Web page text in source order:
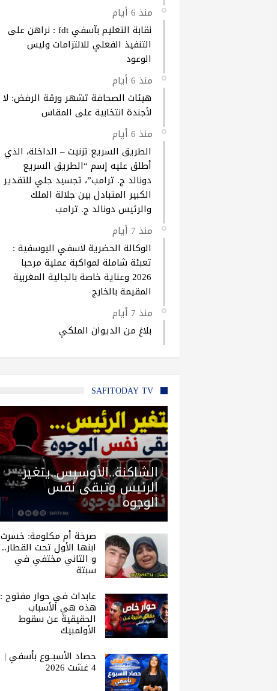
منذ 6 أيام
نقابة التعليم بآسفي fdt : نراهن على
التنفيذ الفعلي للالتزامات وليس
الوعود
منذ 6 أيام
هيئات الصحافة تشهر ورقة الرفض: لا
لأجندة انتخابية على المقاس
منذ 6 أيام
الطريق السريع تزنيت – الداخلة، الذي
أطلق عليه إسم “الطريق السريع
دونالد ج. ترامب”، تجسيد جلي للتقدير
الكبير المتبادل بين جلالة الملك
والرئيس دونالد ج. ترامب
منذ 7 أيام
الوكالة الحضرية لاسفي اليوسفية :
تعبئة شاملة لمواكبة عملية مرحبا
2026 وعناية خاصة بالجالية المغربية
المقيمة بالخارج
منذ 7 أيام
بلاغ من الديوان الملكي
SAFITODAY TV
الشاكنة..الأوسيس..يتغير
الرئيس وتبقى نفس
الوجوه
صرخة أم مكلومة: خسرت
ابنها الأول تحت القطار..
و الثاني مختفي في
سبتة
عابدات في حوار مفتوح :
هذه هي الأسباب
الحقيقية عن سقوط
الأولمبيك
حصاد الأسبــوع بأسفي |
4 غشت 2026